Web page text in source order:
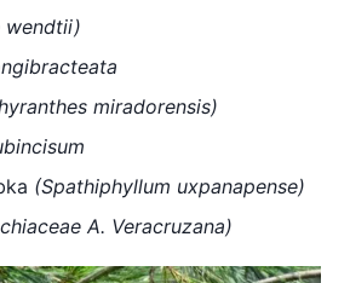
wendtii)
miradorensis)
(Spathiphyllum uxpanapense)
A. Veracruzana)